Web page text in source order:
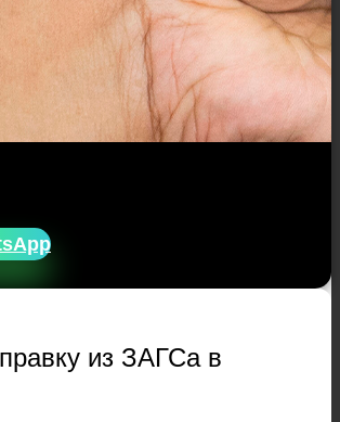
из ЗАГСа в